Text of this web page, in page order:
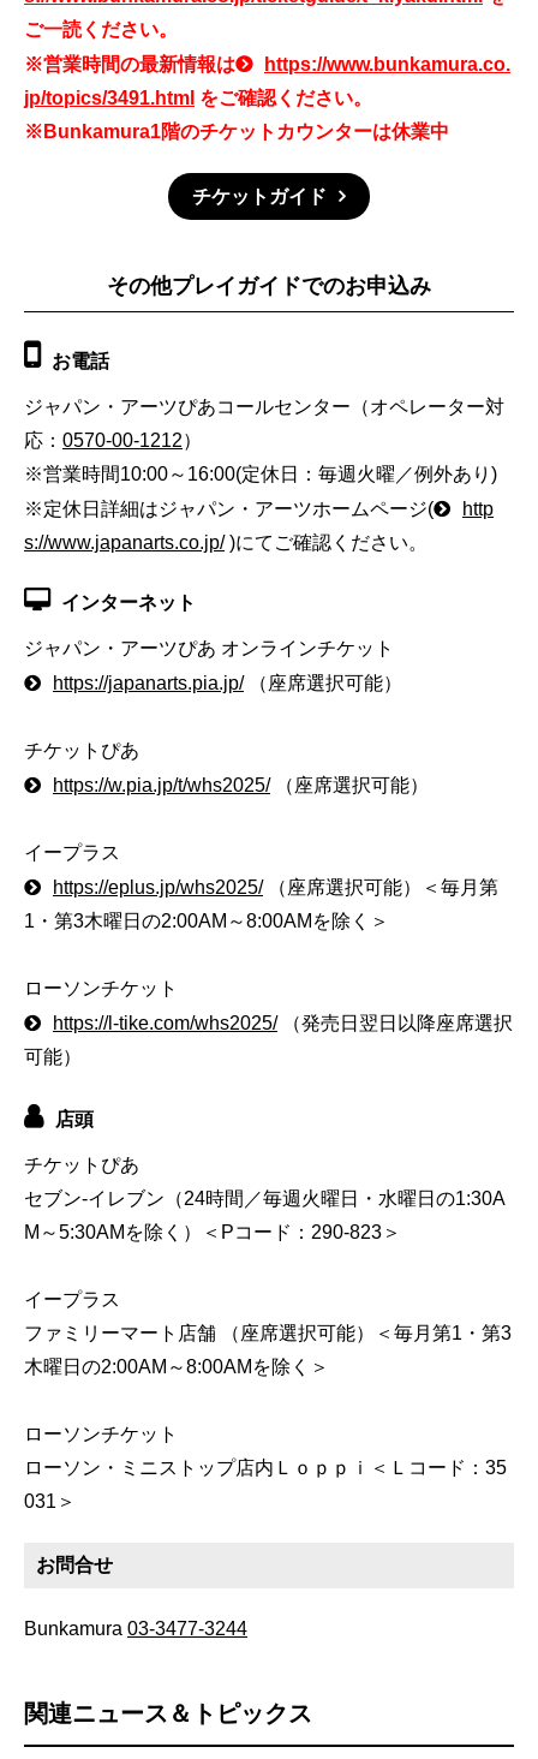
ご一読ください。
※営業時間の最新情報は
https://www.bunkamura.co.
jp/topics/3491.html をご確認ください。
※Bunkamura1階のチケットカウンターは休業中
チケットガイド
その他プレイガイドでのお申込み
お電話
ジャパン・アーツぴあコールセンター（オペレーター対
応： 0570-00-1212）
※営業時間10:00～16:00(定休日：毎週火曜／例外あり)
※定休日詳細はジャパン・アーツホームページ(
http
s://www.japanarts.co.jp/)にてご確認ください。
インターネット
ジャパン・アーツぴあ オンラインチケット
https://japanarts.pia.jp/（座席選択可能）
チケットぴあ
https://w.pia.jp/t/whs2025/（座席選択可能）
イープラス
https://eplus.jp/whs2025/（座席選択可能）＜毎月第
1・第3木曜日の2:00AM～8:00AMを除く＞
ローソンチケット
https://l-tike.com/whs2025/（発売日翌日以降座席選択
可能）
店頭
チケットぴあ
セブン-イレブン（24時間／毎週火曜日・水曜日の1:30A
M～5:30AMを除く）＜Pコード：290-823＞
イープラス
ファミリーマート店舗 （座席選択可能）＜毎月第1・第3
木曜日の2:00AM～8:00AMを除く＞
ローソンチケット
ローソン・ミニストップ店内Ｌｏｐｐｉ＜Ｌコード：35
031＞
お問合せ
Bunkamura 03-3477-3244
関連ニュース＆トピックス